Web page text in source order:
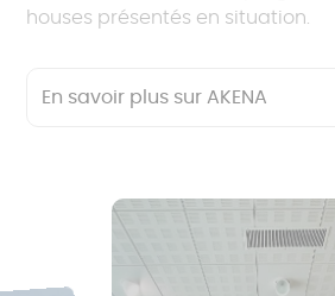
houses présentés en situation.